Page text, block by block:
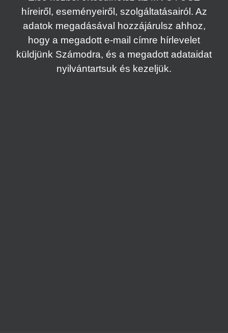
híreiről, eseményeiről, szolgáltatásairól. Az
adatok megadásával hozzájárulsz ahhoz,
hogy a megadott e-mail címre hírlevelet
küldjünk Számodra, és a megadott adataidat
nyilvántartsuk és kezeljük.